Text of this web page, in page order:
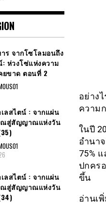
อย่าง
ความ
ในปี
อำนา
75%
ปกคร
ขึ้น
อ่านเ
าร จากโซโลมอนถึง
: ห่วงโซ่แห่งความ
ยขาด ตอนที่ 2
ลสไตน์​ : จากแผ่น
ณสู่สัญญาณ​แห่งวัน
ลสไตน์​ : จากแผ่น
ณสู่สัญญาณ​แห่งวัน